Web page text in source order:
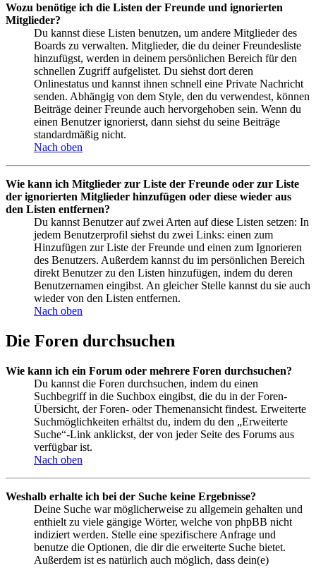
Wozu benötige ich die Listen der Freunde und ignorierten
Mitglieder?
Du kannst diese Listen benutzen, um andere Mitglieder des
Boards zu verwalten. Mitglieder, die du deiner Freundesliste
hinzufügst, werden in deinem persönlichen Bereich für den
schnellen Zugriff aufgelistet. Du siehst dort deren
Onlinestatus und kannst ihnen schnell eine Private Nachricht
senden. Abhängig von dem Style, den du verwendest, können
Beiträge deiner Freunde auch hervorgehoben sein. Wenn du
einen Benutzer ignorierst, dann siehst du seine Beiträge
standardmäßig nicht.
Nach oben
Wie kann ich Mitglieder zur Liste der Freunde oder zur Liste
der ignorierten Mitglieder hinzufügen oder diese wieder aus
den Listen entfernen?
Du kannst Benutzer auf zwei Arten auf diese Listen setzen: In
jedem Benutzerprofil siehst du zwei Links: einen zum
Hinzufügen zur Liste der Freunde und einen zum Ignorieren
des Benutzers. Außerdem kannst du im persönlichen Bereich
direkt Benutzer zu den Listen hinzufügen, indem du deren
Benutzernamen eingibst. An gleicher Stelle kannst du sie auch
wieder von den Listen entfernen.
Nach oben
Die Foren durchsuchen
Wie kann ich ein Forum oder mehrere Foren durchsuchen?
Du kannst die Foren durchsuchen, indem du einen
Suchbegriff in die Suchbox eingibst, die du in der Foren-
Übersicht, der Foren- oder Themenansicht findest. Erweiterte
Suchmöglichkeiten erhältst du, indem du den „Erweiterte
Suche“-Link anklickst, der von jeder Seite des Forums aus
verfügbar ist.
Nach oben
Weshalb erhalte ich bei der Suche keine Ergebnisse?
Deine Suche war möglicherweise zu allgemein gehalten und
enthielt zu viele gängige Wörter, welche von phpBB nicht
indiziert werden. Stelle eine spezifischere Anfrage und
benutze die Optionen, die dir die erweiterte Suche bietet.
Außerdem ist es natürlich auch möglich, dass dein(e)